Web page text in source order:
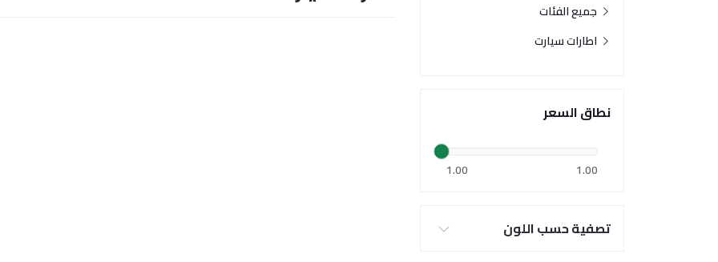
جميع الفئات
اطارات سيارت
نطاق السعر
1.00
1.00
تصفية حسب اللون